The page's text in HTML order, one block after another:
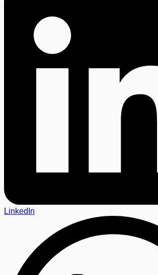
LinkedIn